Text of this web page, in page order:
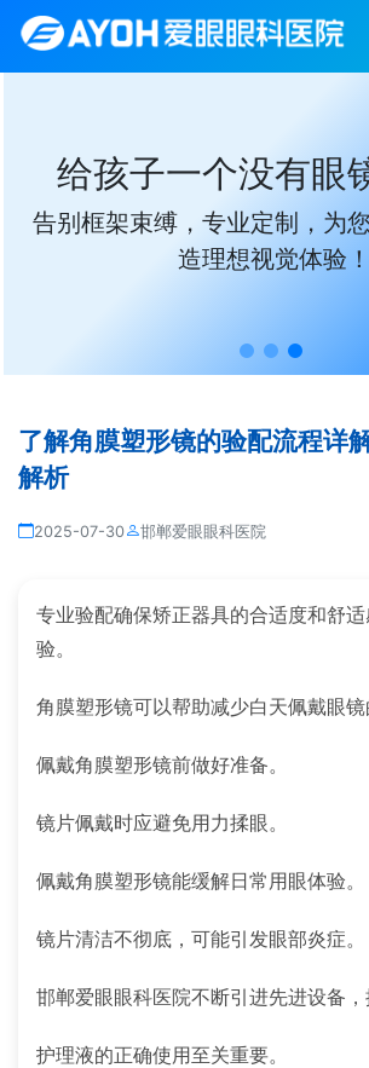
给孩子一个没有眼
告别框架束缚，专业定制，为
造理想视觉体验！
了解角膜塑形镜的验配流程
解析
2025-07-30 邯郸爱眼眼科医院
专业验配确保矫正器具的合适度和舒
验。
角膜塑形镜可以帮助减少白天佩戴眼镜
佩戴角膜塑形镜前做好准备。
镜片佩戴时应避免用力揉眼。
佩戴角膜塑形镜能缓解日常用眼体验。
镜片清洁不彻底，可能引发眼部炎症。
邯郸爱眼眼科医院不断引进先进设备，
护理液的正确使用至关重要。